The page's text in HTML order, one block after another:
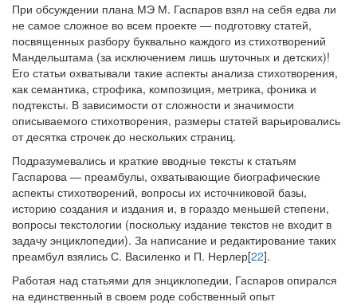
При обсуждении плана МЭ М. Гаспаров взял на себя едва ли
не самое сложное во всем проекте — подготовку статей,
посвященных разбору буквально каждого из стихотворений
Мандельштама (за исключением лишь шуточных и детских)!
Его статьи охватывали такие аспекты анализа стихотворения,
как семантика, строфика, композиция, метрика, фоника и
подтексты. В зависимости от сложности и значимости
описываемого стихотворения, размеры статей варьировались
от десятка строчек до нескольких страниц.
Подразумевались и краткие вводные тексты к статьям
Гаспарова — преамбулы, охватывающие биографические
аспекты стихотворений, вопросы их источниковой базы,
историю создания и издания и, в гораздо меньшей степени,
вопросы текстологии (поскольку издание текстов не входит в
задачу энциклопедии). За написание и редактирование таких
преамбул взялись С. Василенко и П. Нерлер[22].
Работая над статьями для энциклопедии, Гаспаров опирался
на единственный в своем роде собственный опыт